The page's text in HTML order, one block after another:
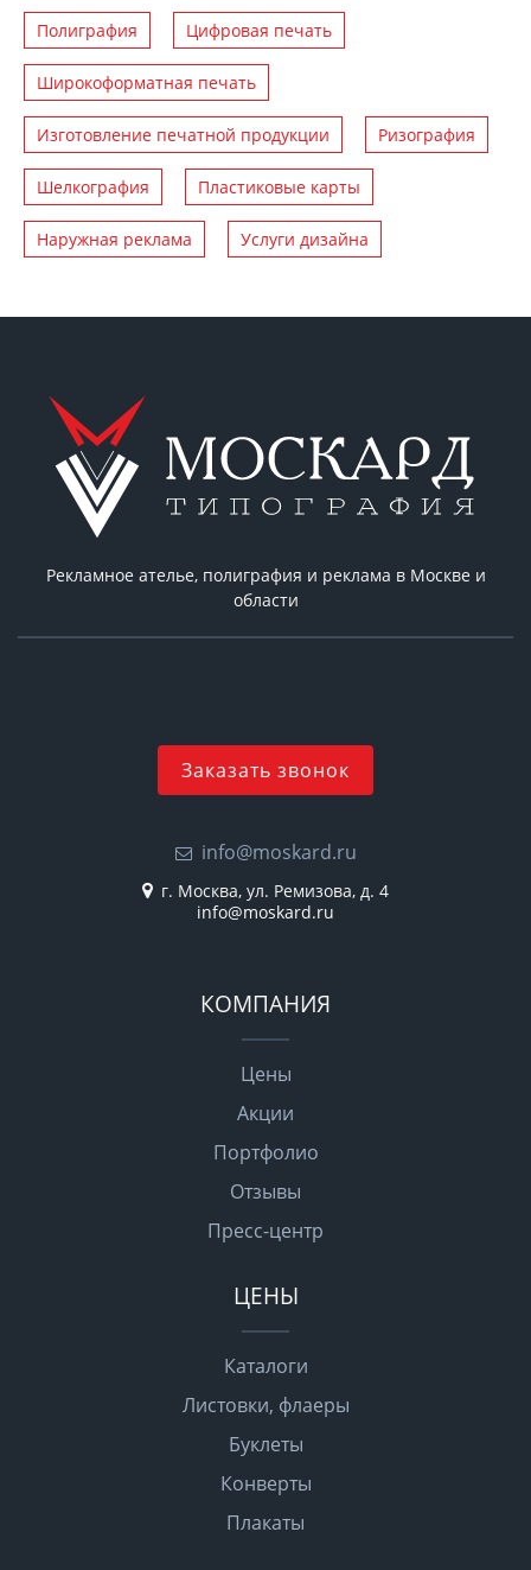
Полиграфия Цифровая печать
Широкоформатная печать
Изготовление печатной продукции Ризография
Шелкография Пластиковые карты
Наружная реклама Услуги дизайна
Рекламное ателье, полиграфия и реклама в Москве и
области
Заказать звонок
info@moskard.ru
г. Москва, ул. Ремизова, д. 4
info@moskard.ru
КОМПАНИЯ
Цены
Акции
Портфолио
Отзывы
Пресс-центр
ЦЕНЫ
Каталоги
Листовки, флаеры
Буклеты
Конверты
Плакаты